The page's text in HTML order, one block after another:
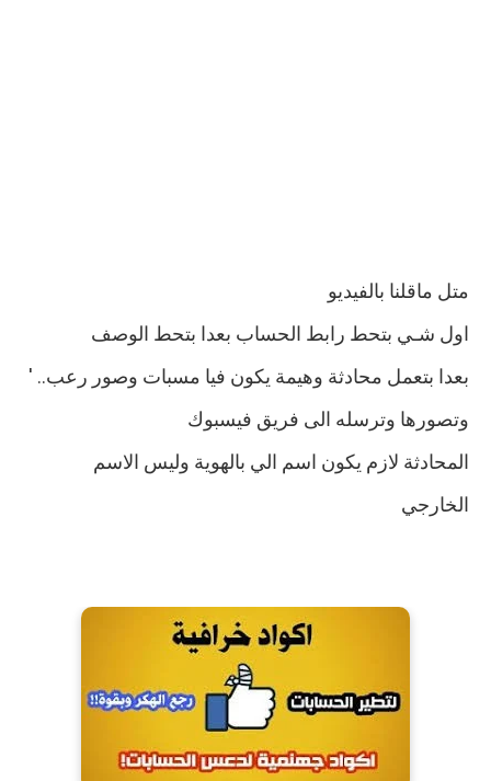
متل ماقلنا بالفيديو
اول شـي بتحط رابط الحساب بعدا بتحط الوصف
بعدا بتعمل محادثة وهيمة يكون فيا مسبات وصور رعب.. '
وتصورها وترسله الى فريق فيسبوك
المحادثة لازم يكون اسم الي بالهوية وليس الاسم
الخارجي